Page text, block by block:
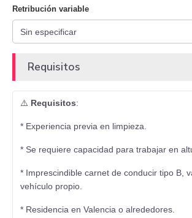
Retribución variable
Requisitos
⚠️ Requisitos:
* Experiencia previa en limpieza.
* Se requiere capacidad para trabajar en
* Imprescindible carnet de conducir tipo B,
vehículo propio.
* Residencia en Valencia o alrededores.